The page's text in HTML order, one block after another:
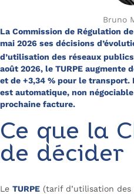
Bruno
La Commission de Régulation
mai 2026 ses décisions
d’utilisation des réseaux
août 2026, le TURPE augmente
et de +3,34 % pour le
est automatique, non
prochaine facture.
Ce que la
de décider
Le TURPE (tarif d’utilisation des